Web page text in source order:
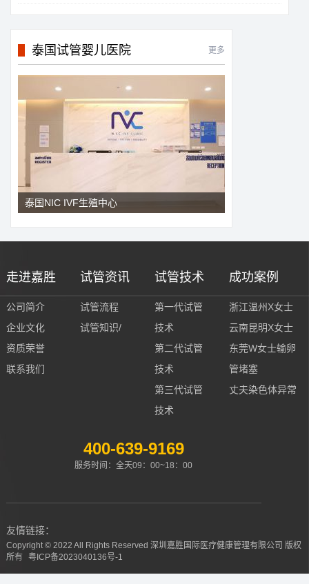
泰国试管婴儿医院 更多
泰国NIC IVF生殖中心
走进嘉胜
公司简介
企业文化
资质荣誉
联系我们
试管资讯
试管流程
试管知识/
试管技术
第一代试管
技术
第二代试管
技术
第三代试管
技术
成功案例
浙江温州X女士
云南昆明X女士
东莞W女士输卵
管堵塞
丈夫染色体异常
400-639-9169
服务时间：全天09：00~18：00
友情链接：
Copyright © 2022 All Rights Reserved 深圳嘉胜国际医疗健康管理有限公司 版权
所有 粤ICP备2023040136号-1